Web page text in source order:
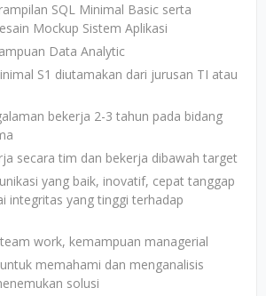
SQL Minimal Basic serta
Mockup Sistem Aplikasi
Data Analytic
S1 diutamakan dari jurusan TI atau
bekerja 2-3 tahun pada bidang
secara tim dan bekerja dibawah target
yang baik, inovatif, cepat tanggap
integritas yang tinggi terhadap
work, kemampuan managerial
memahami dan menganalisis
solusi